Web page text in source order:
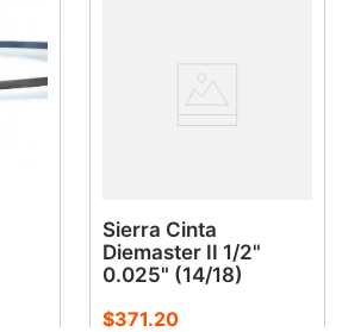
Sierra Cinta
Diemaster II 1/2"
0.025" (14/18)
$371.20